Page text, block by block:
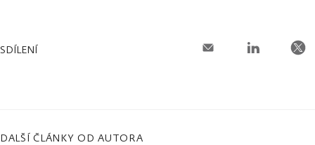
SDÍLENÍ
DALŠÍ ČLÁNKY OD AUTORA